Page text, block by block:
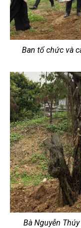
Ban tổ chức và
Bà Nguyễn